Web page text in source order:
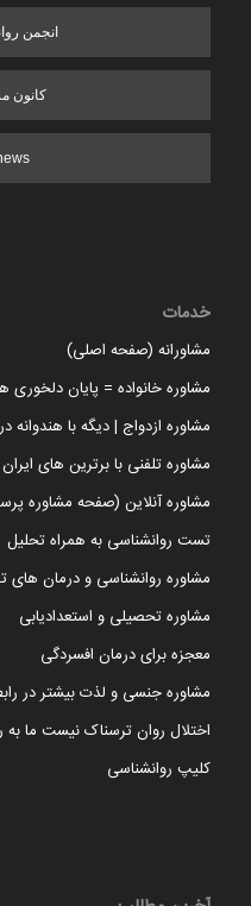
انجمن
کانون
خدمات
مشاورانه (صفحه اصلی)
مشاوره خانواده = پایان
مشاوره ازدواج | دیگه با هندوانه
مشاوره تلفنی با برترین های ایران
مشاوره آنلاین (صفحه مشاوره
تست روانشناسی به همراه تحلیل
مشاوره روانشناسی و درمان های
مشاوره تحصیلی و استعدادیابی
معجزه برای درمان افسردگی
مشاوره جنسی و لذت بیشتر در
اختلال روان ترسناک نیست ما
کلیپ روانشناسی